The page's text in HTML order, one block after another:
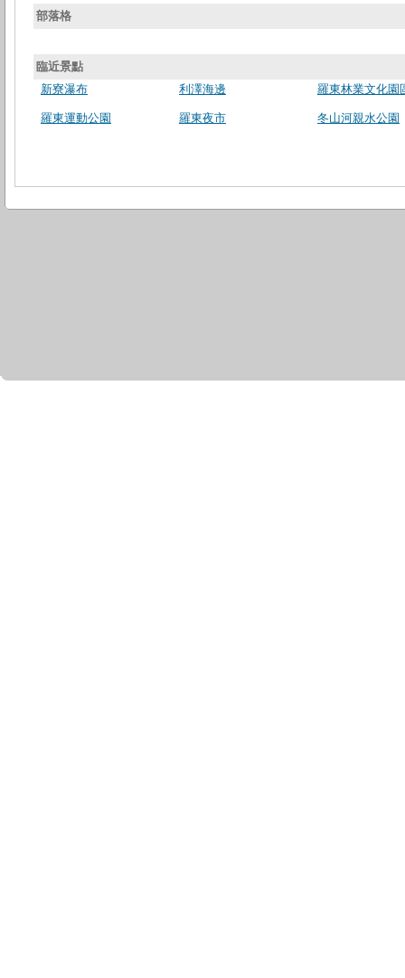
部落格
臨近景點
新寮瀑布
利澤海邊 羅東林業文化園
羅東運動公園 羅東夜市 冬山河親水公園